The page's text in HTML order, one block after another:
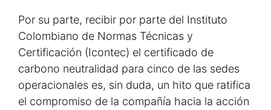
Por su parte, recibir por parte del Instituto
Colombiano de Normas Técnicas y
Certificación (Icontec) el certificado de
carbono neutralidad para cinco de las sedes
operacionales es, sin duda, un hito que ratifica
el compromiso de la compañía hacia la acción